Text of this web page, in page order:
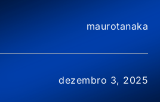
maurotanaka
dezembro 3, 2025